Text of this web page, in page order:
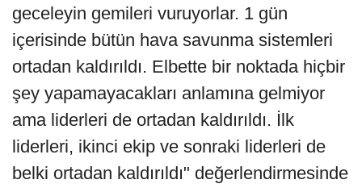
geceleyin gemileri vuruyorlar. 1 gün
içerisinde bütün hava savunma sistemleri
ortadan kaldırıldı. Elbette bir noktada hiçbir
şey yapamayacakları anlamına gelmiyor
ama liderleri de ortadan kaldırıldı. İlk
liderleri, ikinci ekip ve sonraki liderleri de
belki ortadan kaldırıldı" değerlendirmesinde